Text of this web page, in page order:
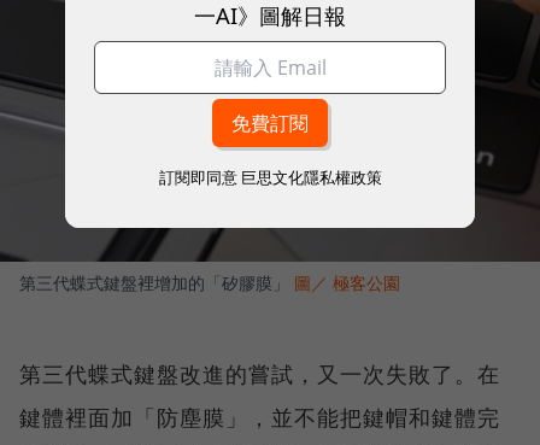
第三代蝶式鍵盤裡增加的「矽膠膜」 圖／ 極客公園
第三代蝶式鍵盤改進的嘗試，又一次失敗了。在
鍵體裡面加「防塵膜」，並不能把鍵帽和鍵體完
一AI》圖解日報
訂閱即同意 巨思文化隱私權政策